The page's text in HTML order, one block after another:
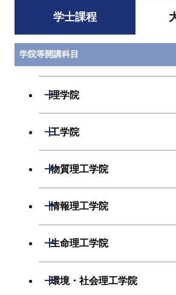
学士課程
学院等開講科目
理学院
開閉
化学系
初年次専門科目
創造プロセス科目
工学院
開閉
機械系
電気電子系
経営工学系
物質理工学院
開閉
材料系
初年次専門科目
情報理工学院
開閉
数理・計算科学系
生命理工学院
開閉
生命理工学系
環境・社会理工学院
開閉